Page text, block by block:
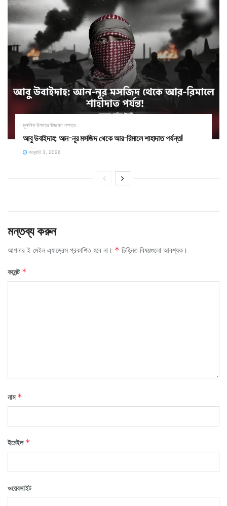
মুসলিম উম্মাহর উজ্জ্বল নক্ষত্র
আবু উবাইদাহ: আন-নূর মসজিদ থেকে আর-রিমালে শাহাদাত পর্যন্ত!
জানুয়ারি 3, 2026
মন্তব্য করুন
আপনার ই-মেইল এ্যাড্রেস প্রকাশিত হবে না। * চিহ্নিত বিষয়গুলো আবশ্যক।
কমেন্ট *
নাম *
ইমেইল *
ওয়েবসাইট